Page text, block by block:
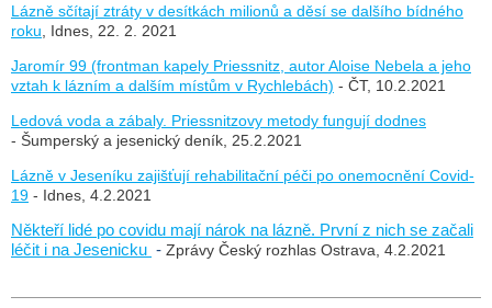
Lázně sčítají ztráty v desítkách milionů a děsí se dalšího bídného
roku , Idnes, 22. 2. 2021
Jaromír 99 (frontman kapely Priessnitz, autor Aloise Nebela a jeho
vztah k lázním a dalším místům v Rychlebách) - ČT, 10.2.2021
Ledová voda a zábaly. Priessnitzovy metody fungují dodnes
- Šumperský a jesenický deník, 25.2.2021
Lázně v Jeseníku zajišťují rehabilitační péči po onemocnění Covid-
19 - Idnes, 4.2.2021
Někteří lidé po covidu mají nárok na lázně. První z nich se začali
léčit i na Jesenicku - Zprávy Český rozhlas Ostrava, 4.2.2021